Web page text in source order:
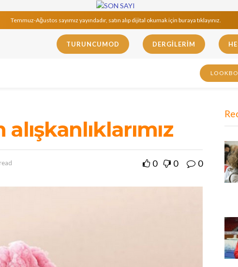
Temmuz-Ağustos sayımız yayındadır, satın alıp dijital okumak için buraya tıklayınız.
TURUNCUMOD DERGILERIM
0 0 0